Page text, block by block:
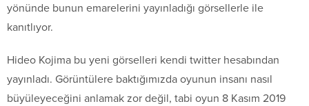
yönünde bunun emarelerini yayınladığı görsellerle ile
kanıtlıyor.
Hideo Kojima bu yeni görselleri kendi twitter hesabından
yayınladı. Görüntülere baktığımızda oyunun insanı nasıl
büyüleyeceğini anlamak zor değil, tabi oyun 8 Kasım 2019